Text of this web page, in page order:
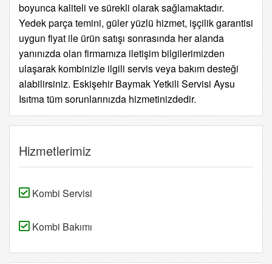
boyunca kaliteli ve sürekli olarak sağlamaktadır.
Yedek parça temini, güler yüzlü hizmet, işçilik garantisi
uygun fiyat ile ürün satışı sonrasında her alanda
yanınızda olan firmamıza iletişim bilgilerimizden
ulaşarak kombinizle ilgili servis veya bakım desteği
alabilirsiniz. Eskişehir Baymak Yetkili Servisi Aysu
Isıtma tüm sorunlarınızda hizmetinizdedir.
Hizmetlerimiz
Kombi Servisi
Kombi Bakımı